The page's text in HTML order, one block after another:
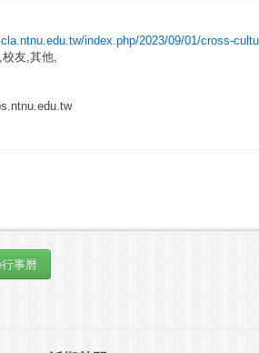
index.php/2023/09/01/cross-
友,其他,